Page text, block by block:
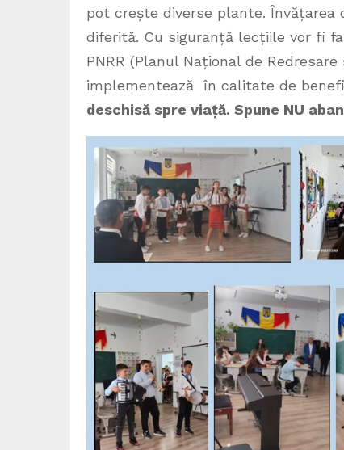
pot crește diverse plante. Învățarea
diferită. Cu siguranță lecțiile vor fi
PNRR (Planul Național de
implementează în calitate de
deschisă spre viață. Spune NU